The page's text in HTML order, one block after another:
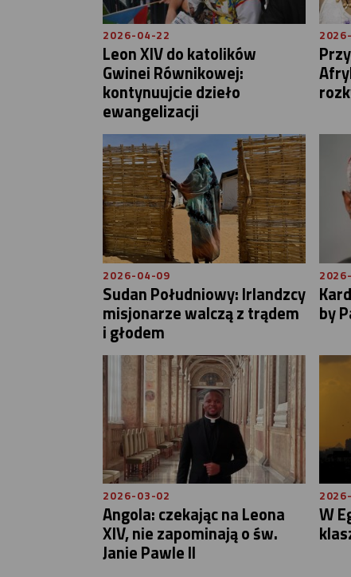
2026-04-22
Leon XIV do katolików
Gwinei Równikowej:
kontynuujcie dzieło
ewangelizacji
2026-04-09
Sudan Południowy: Irlandzcy
misjonarze walczą z trądem
i głodem
by
2026-03-02
Angola: czekając na Leona
XIV, nie zapominają o św.
Janie Pawle II
W